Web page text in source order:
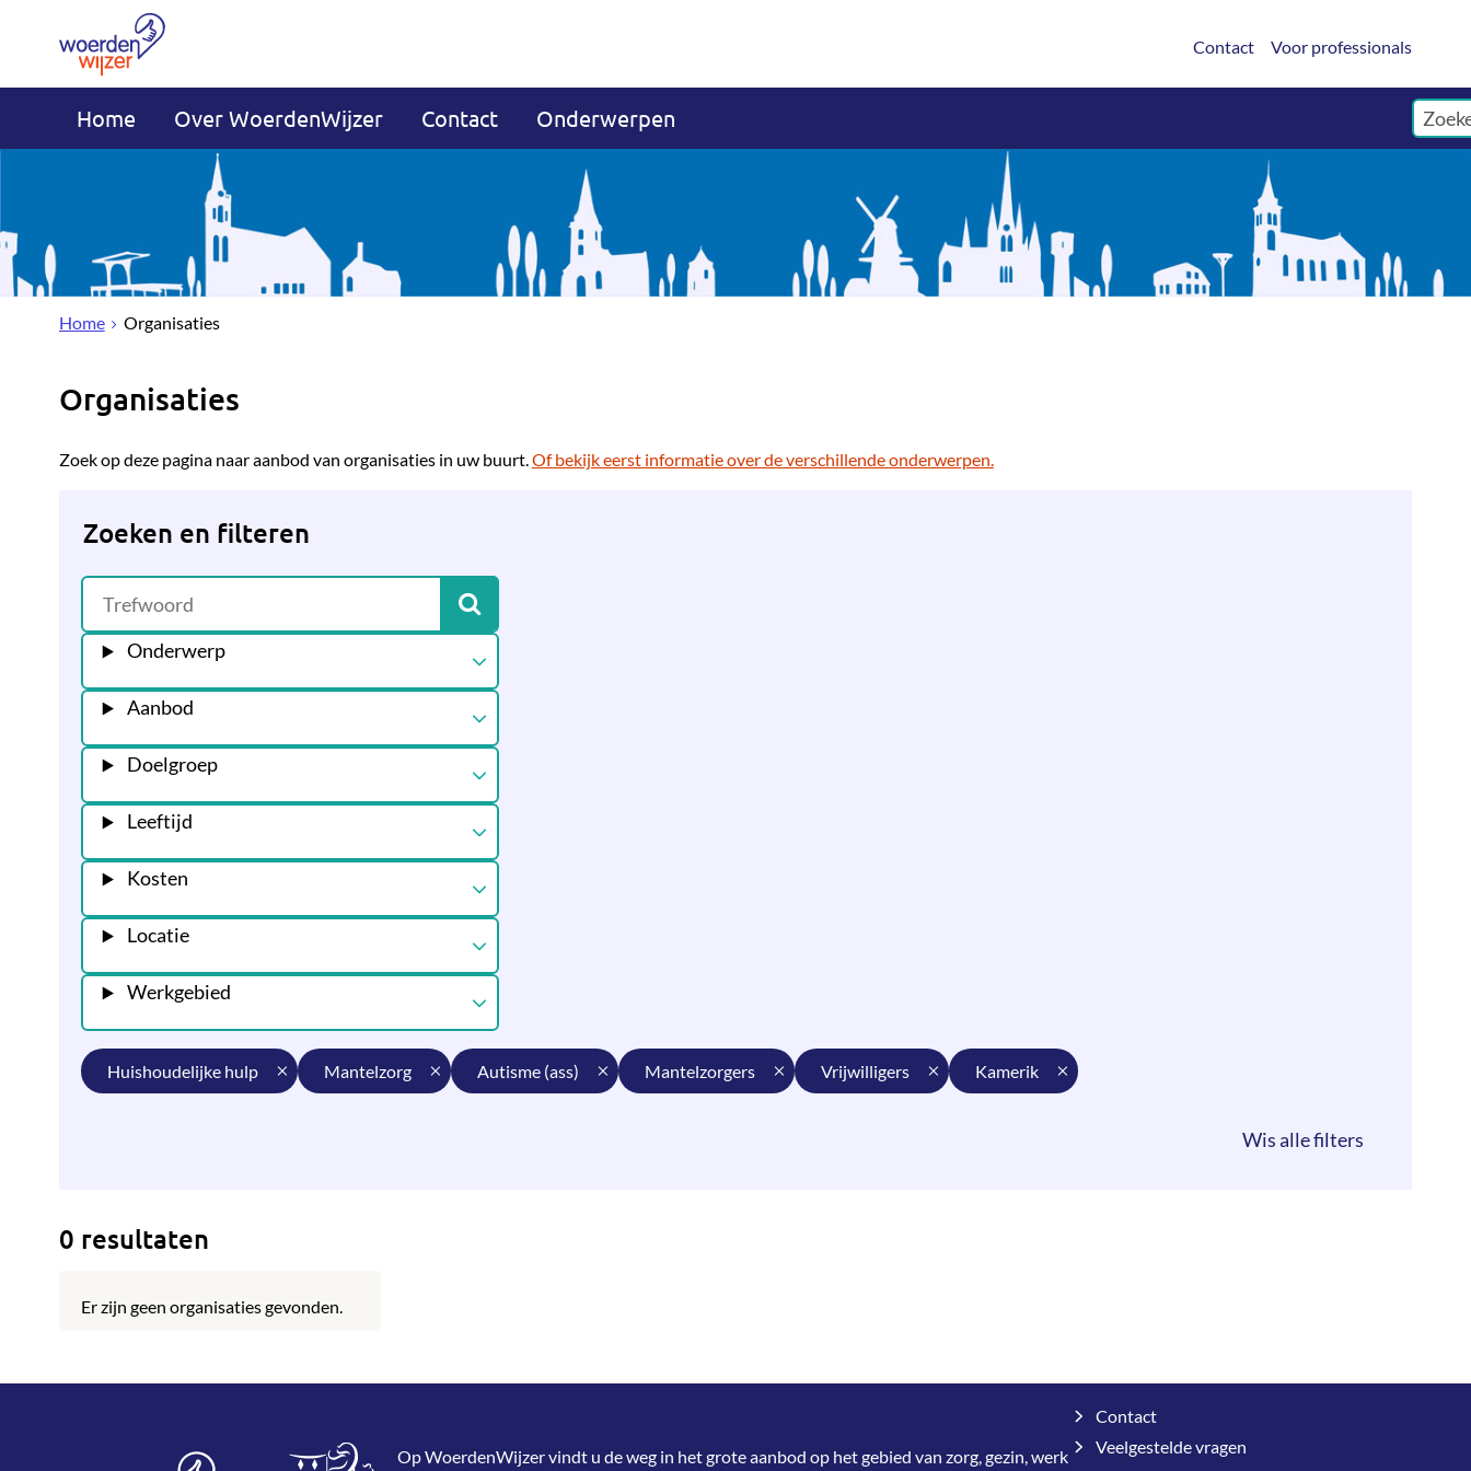
Contact Voor professionals
Home Over WoerdenWijzer Contact Onderwerpen
Home Organisaties
Organisaties
Zoek op deze pagina naar aanbod van organisaties in uw buurt.Of bekijk eerst informatie over de verschillende onderwerpen.
Zoeken en filteren
Onderwerp
Aanbod
Doelgroep
Leeftijd
Kosten
Locatie
Werkgebied
huishoudelijke hulp mantelzorg autisme (ass) mantelzorgers vrijwilligers kamerik
0 resultaten
Er zijn geen organisaties gevonden.
Op WoerdenWijzer vindt u de weg in het grote aanbod op het gebied van zorg, gezin, werk
Contact
Veelgestelde vragen